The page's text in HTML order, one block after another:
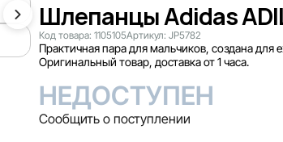
Шлепанцы Adidas
Код товара: 1105105Артикул: JP5782
Практичная пара для мальчиков, создана
Оригинальный товар, доставка от 1 часа.
НЕДОСТУПЕН
Сообщить о поступлении